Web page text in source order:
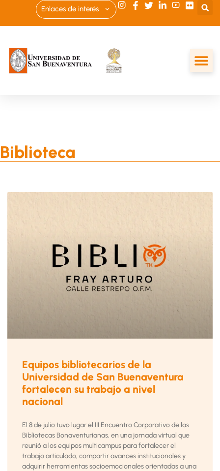
Enlaces de interés
Biblioteca
Equipos bibliotecarios de la
Universidad de San Buenaventura
fortalecen su trabajo a nivel
nacional
El 8 de julio tuvo lugar el III Encuentro Corporativo de las
Bibliotecas Bonaventurianas, en una jornada virtual que
reunió a los equipos multicampus para fortalecer el
trabajo articulado, compartir avances institucionales y
adquirir herramientas socioemocionales orientadas a una